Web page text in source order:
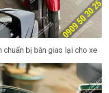
chuẩn bị bàn giao lại cho xe